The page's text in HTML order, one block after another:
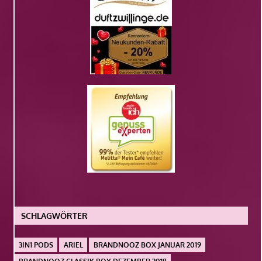
SCHLAGWÖRTER
3IN1 PODS ARIEL
BRANDNOOZ BOX JANUAR 2019